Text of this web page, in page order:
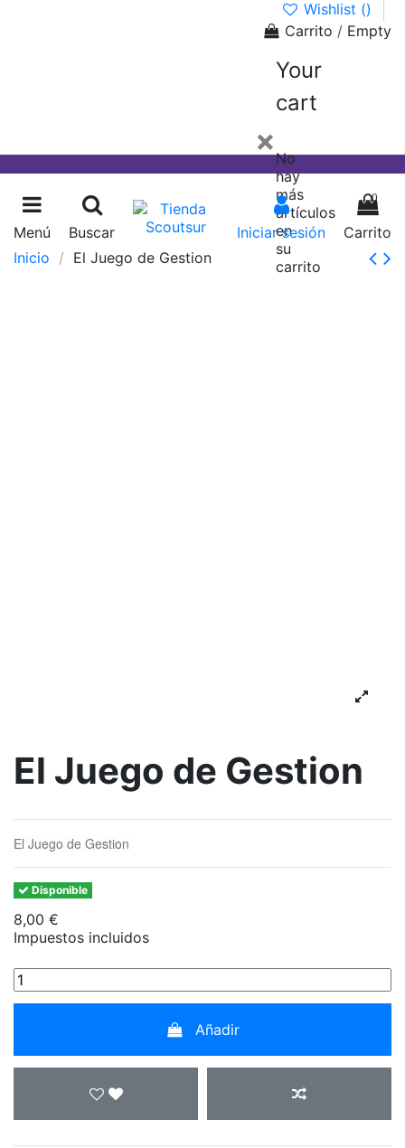
Wishlist ()
Carrito / Empty
Your
cart
×No
hay
más
artículos
en
su
carrito
Menú Buscar Iniciar sesión
0
Carrito
Inicio
El Juego de Gestion
El Juego de Gestion
El Juego de Gestion
Disponible
8,00 €
Impuestos incluidos
Añadir